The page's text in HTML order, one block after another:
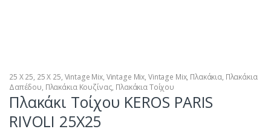
25 X 25, 25 X 25, Vintage Mix, Vintage Mix, Vintage Mix, Πλακάκια, Πλακάκια
Δαπέδου, Πλακάκια Κουζίνας, Πλακάκια Τοίχου
Πλακάκι Τοίχου KEROS PARIS
RIVOLI 25X25